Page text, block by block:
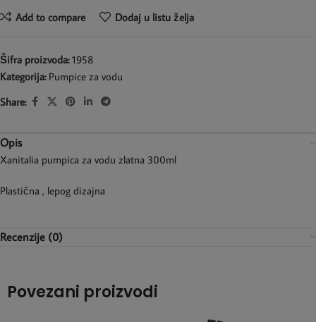
Add to compare Dodaj u listu želja
Šifra proizvoda:1958
Kategorija: Pumpice za vodu
Share:
Opis
Xanitalia pumpica za vodu zlatna 300ml
Plastična , lepog dizajna
Recenzije (0)
Povezani proizvodi